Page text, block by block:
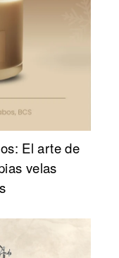
El arte de
velas